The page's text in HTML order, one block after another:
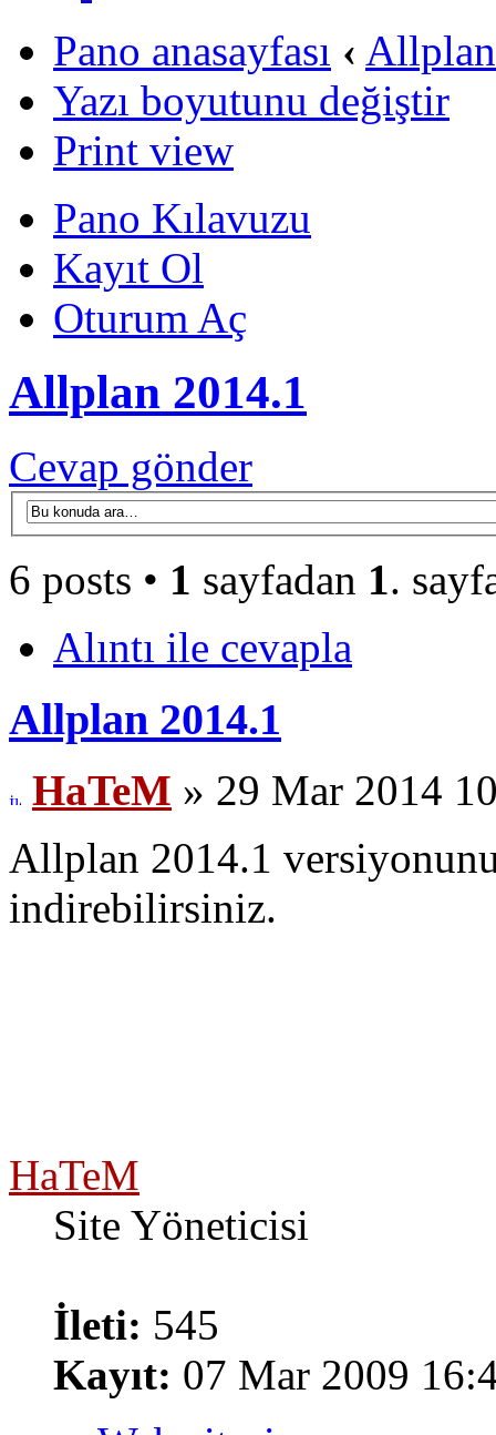
Pano anasayfası ‹
Yazı boyutunu değiştir
Print view
Pano Kılavuzu
Kayıt Ol
Oturum Aç
Allplan 2014.1
Cevap gönder
6 posts • 1 sayfadan 1.
Alıntı ile cevapla
Allplan 2014.1
HaTeM » 29 Mar 2014
Allplan 2014.1
indirebilirsiniz.
HaTeM
Site Yöneticisi
İleti: 545
Kayıt: 07 Mar 2009